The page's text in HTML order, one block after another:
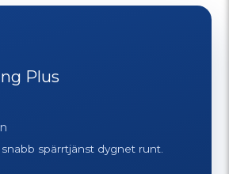
Plus
spärrtjänst dygnet runt.